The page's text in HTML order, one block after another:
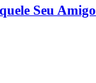
Seu Amigo